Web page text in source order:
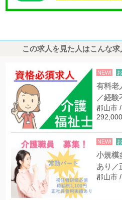
この求人を見た人はこんな
NEW!
有料老
／経験
郡山市
NEW!
小規模
あり／
郡山市